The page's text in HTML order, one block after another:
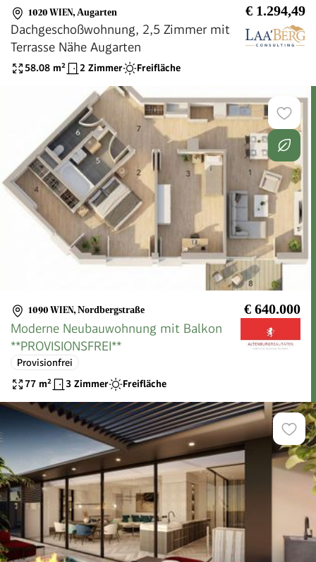
1020 WIEN, Augarten € 1.294,49
Dachgeschoßwohnung, 2,5 Zimmer mit
Terrasse Nähe Augarten
58.08 m² 2 Zimmer Freifläche
1090 WIEN, Nordbergstraße € 640.000
Moderne Neubauwohnung mit Balkon
**PROVISIONSFREI**
Provisionfrei
77 m² 3 Zimmer Freifläche